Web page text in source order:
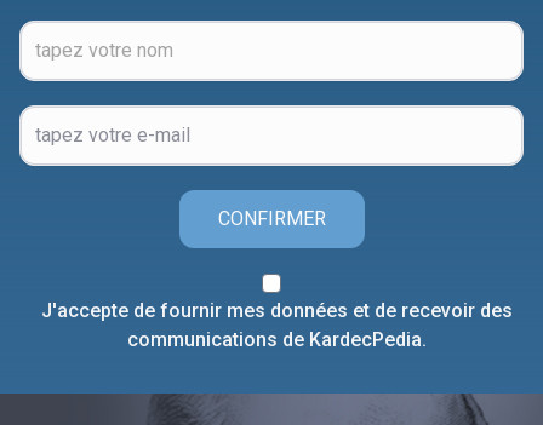
CONFIRMER
J'accepte de fournir mes données et de recevoir des
communications de KardecPedia.